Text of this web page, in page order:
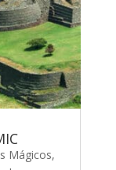
Mágicos,